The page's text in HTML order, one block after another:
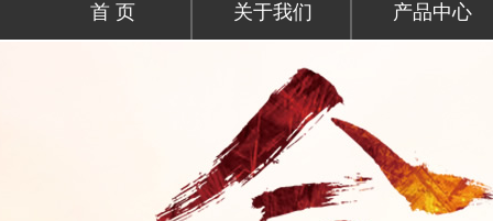
首 页 关于我们 产品中心